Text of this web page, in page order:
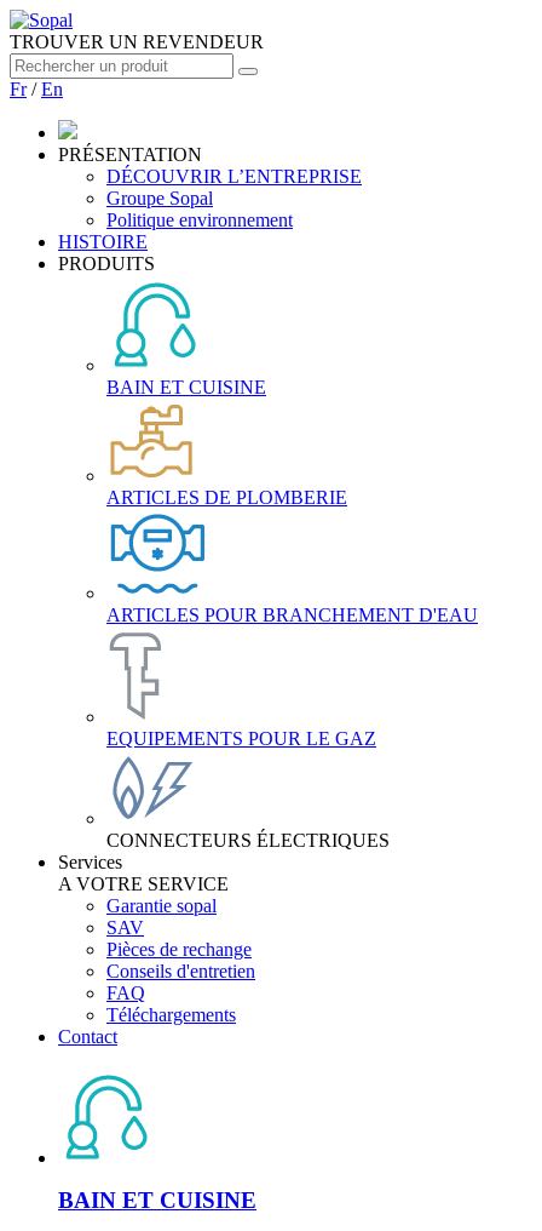
TROUVER UN REVENDEUR
Fr/En
PRÉSENTATION
DÉCOUVRIR L’ENTREPRISE
Groupe Sopal
Politique environnement
HISTOIRE
PRODUITS
BAIN ET CUISINE
ARTICLES DE PLOMBERIE
ARTICLES POUR BRANCHEMENT D'EAU
EQUIPEMENTS POUR LE GAZ
CONNECTEURS ÉLECTRIQUES
Services
A VOTRE SERVICE
Garantie sopal
SAV
Pièces de rechange
Conseils d'entretien
FAQ
Téléchargements
Contact
BAIN ET CUISINE